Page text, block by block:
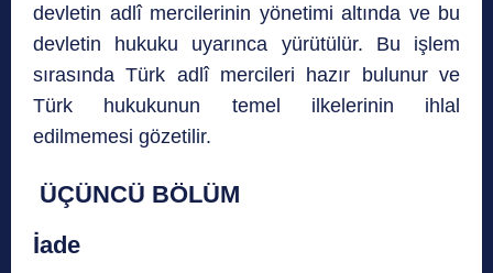
devletin adlî mercilerinin yönetimi altında ve bu
devletin hukuku uyarınca yürütülür. Bu işlem
sırasında Türk adlî mercileri hazır bulunur ve
Türk hukukunun temel ilkelerinin ihlal
edilmemesi gözetilir.
ÜÇÜNCÜ BÖLÜM
İade